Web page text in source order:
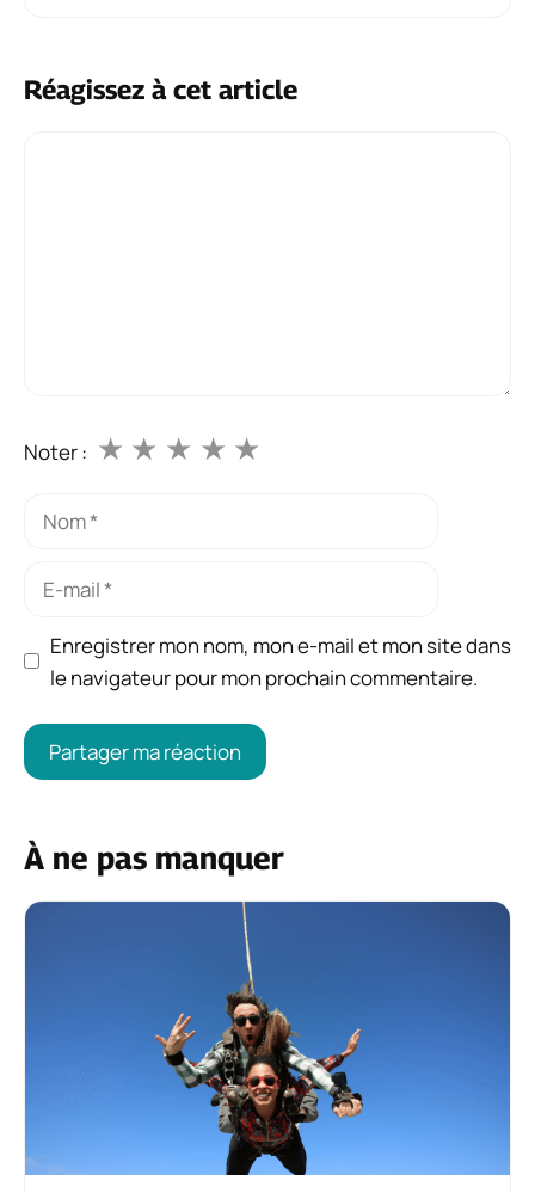
Réagissez à cet article
Noter : ★
★
★
★
★
Nom
Enregistrer mon nom, mon e-mail et mon site dans
le navigateur pour mon prochain commentaire.
À ne pas manquer